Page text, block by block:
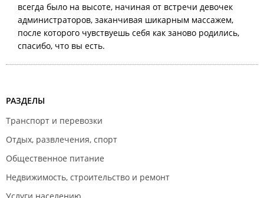
всегда было на высоте, начиная от встречи девочек
администраторов, заканчивая шикарным массажем,
после которого чувствуешь себя как заново родились,
спасибо, что вы есть.
РАЗДЕЛЫ
Транспорт и перевозки
Отдых, развлечения, спорт
Общественное питание
Недвижимость, строительство и ремонт
Услуги населению